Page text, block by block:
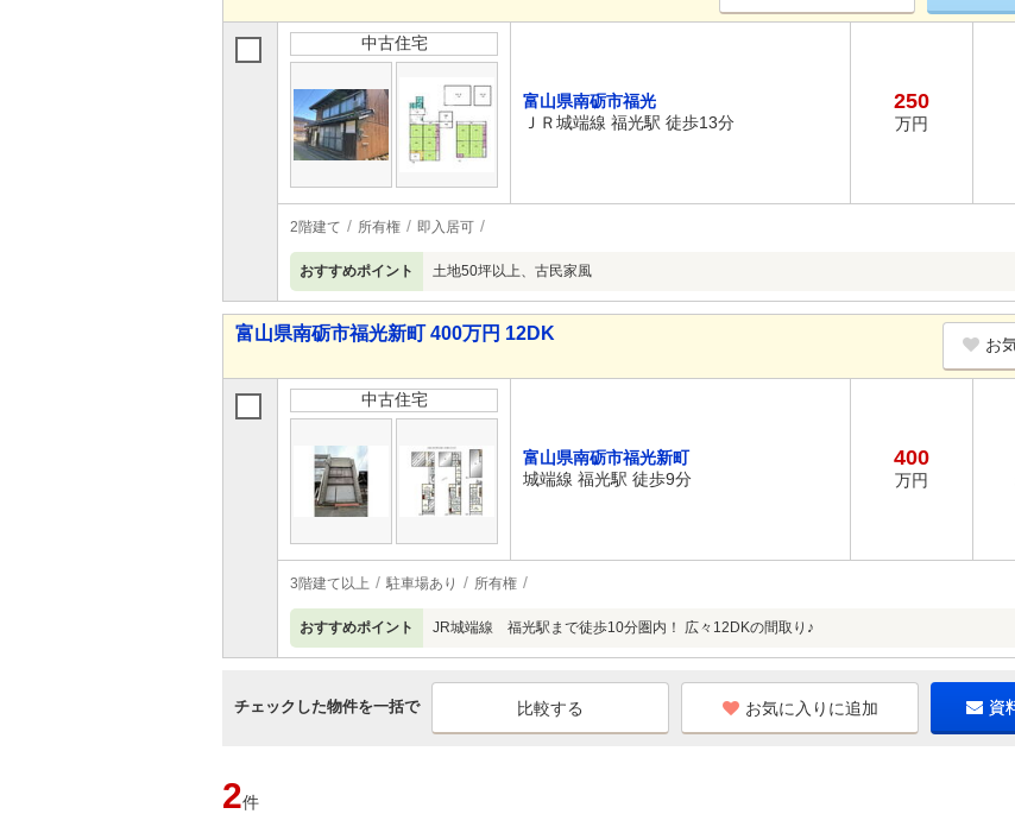
中古住宅
富山県南砺市福光
ＪＲ城端線 福光駅 徒歩13分
250
万円
2階建て 所有権 即入居可
おすすめポイント 土地50坪以上、古民家風
富山県南砺市福光新町 400万円 12DK
お
中古住宅
富山県南砺市福光新町
城端線 福光駅 徒歩9分
400
万円
3階建て以上 駐車場あり 所有権
おすすめポイント JR城端線 福光駅まで徒歩10分圏内！ 広々12DKの間取り♪
チェックした物件を一括で お気に入りに追加 資
2件